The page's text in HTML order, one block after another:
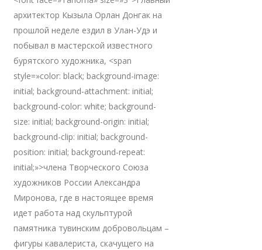
архитектор Кызыла Орлан Донгак на
прошлой неделе ездил в Улан-Удэ и
побывал в мастерской известного
бурятского художника, <span
style=»color: black; background-image:
initial; background-attachment: initial;
background-color: white; background-
size: initial; background-origin: initial;
background-clip: initial; background-
position: initial; background-repeat:
initial;»>члена Творческого Союза
художников России Александра
Миронова, где в настоящее время
идет работа над скульптурой
памятника тувинским добровольцам –
фигуры кавалериста, скачущего на